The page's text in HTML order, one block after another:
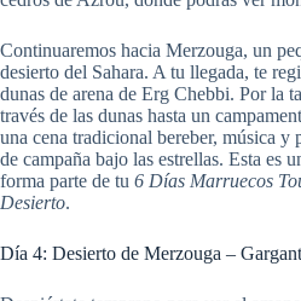
Continuaremos hacia Merzouga, un
desierto del Sahara. A tu llegada, te
dunas de arena de Erg Chebbi. Por la
través de las dunas hasta un
una cena tradicional bereber, música y
de campaña bajo las estrellas. Esta es
forma parte de tu 6 Días Marruecos
Desierto.
Día 4: Desierto de Merzouga –